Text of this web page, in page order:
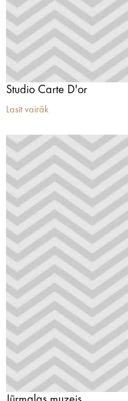
Studio Carte D'or
Lasīt vairāk